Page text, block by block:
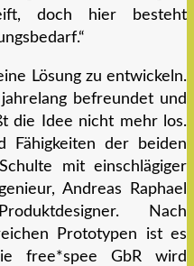
doch hier besteht
Lösung zu entwickeln.
befreundet und
die Idee nicht mehr los.
Fähigkeiten der beiden
mit einschlägiger
Andreas Raphael
Nach
Prototypen ist es
free*spee GbR wird